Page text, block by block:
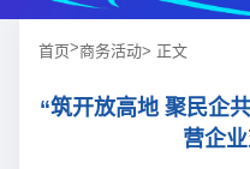
首页>商务活动> 正文
“筑开放高地 聚民企
营企